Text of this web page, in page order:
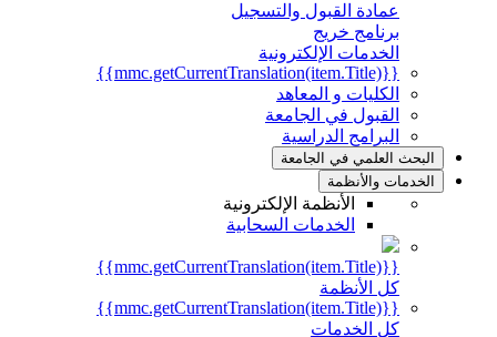
عمادة القبول والتسجيل
برنامج خريج
الخدمات الإلكترونية
{{mmc.getCurrentTranslation(item.Title)}}
الكليات و المعاهد
القبول في الجامعة
البرامج الدراسية
البحث العلمي في الجامعة
الخدمات والأنظمة
الأنظمة الإلكترونية
الخدمات السحابية
{{mmc.getCurrentTranslation(item.Title)}}
كل الأنظمة
{{mmc.getCurrentTranslation(item.Title)}}
كل الخدمات